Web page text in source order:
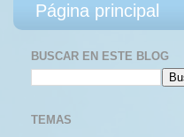
Página principal
BUSCAR EN ESTE BLOG
TEMAS